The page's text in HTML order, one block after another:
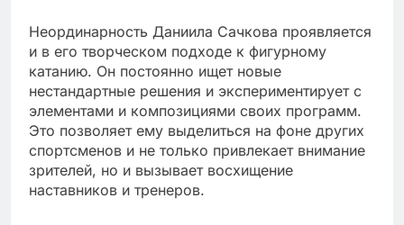
Неординарность Даниила Сачкова проявляется
и в его творческом подходе к фигурному
катанию. Он постоянно ищет новые
нестандартные решения и экспериментирует с
элементами и композициями своих программ.
Это позволяет ему выделиться на фоне других
спортсменов и не только привлекает внимание
зрителей, но и вызывает восхищение
наставников и тренеров.